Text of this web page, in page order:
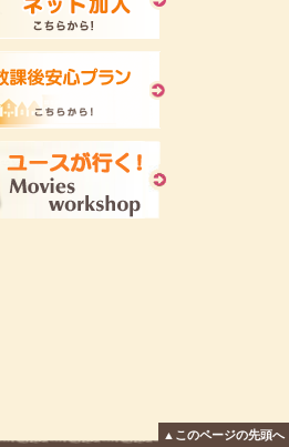
▲このページの先頭へ